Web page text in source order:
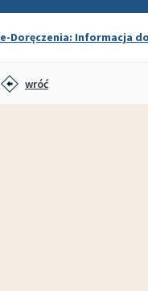
e-Doręczenia: Informacja
wróć